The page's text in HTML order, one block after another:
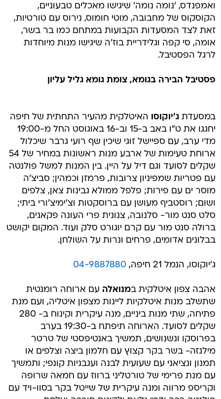
ואמפנדס, 'נומה נומה' שיגישו מאכלים טבעוניים,
הקוסקוס של מחבובה, מוטי חומוס, נירוס עם טורטיות,
זאת לצד המסעדות הקבועות במתחם כמו בר בשר,
אומה, סי קפה וגלידריית בוז'ה שיגישו מנות מיוחדות
לרגל הפסטיבל.
פסטיבל הבירה בגומא, צומת גומא גליל עליון
במסעדתג'יוקוסו האיטלקית מהעיר התחתית של חיפה
יחגגו את ט"ו באב ב-15 וב-16 באוגוסט החל מ-19:00
מדי ערב, עם ספיישל זוגי שיכין שף רועי גרבר שיכלול
ארוחת טעימות של ארבע מנות ראשונות במחיר של 54
שקלים לסועד וגם דיל על היין. בין המנות למשל פולנטה
עם פטריות שמפיניון צרובות, פרמזן וכמהין; סביצ'ה
מוסר ים עם פירות; פלפל ממולא גבינות צאן, צלפים
ושום; רוסטביף מעושן עם ברוסקטות וצ'ימיצ'ורי ביתי;
סלט סנט מור- סלנובה, צנונית פרי העונה פקאנים,
ברולה סנט מור עם קרם יוגורט סלק ועוד. המקום יקושט
בבלונים אדומים, פרחים ונרות על השולחן.
ג'יוקוסו, הנמל 21 חיפה, 04-9887880
אהבה צפון איטלקית במנואלה עם ארוחה רומנטית
שתשלב מנות איטלקיות ליינות מצפון איטליה, ועם מנת
פתיחה, שתי מנות ביניים, מנה עיקרית וקינוח ב- 280
שקלים לסועד. הארוחה תיפתח ב-19:30 בערב
בפרוסקו ונשנושים, תמשיך באנטיפסטי של טרטר
מילנזה- בשר בקר קצוץ עם חלמון ביצה וצלפים או
תמנון ונציאני עם שעועית לבנה ועגבניות קונפי; ותמשיך
עם מנת פרימי של טורטליני ברווז עם חמאה שרופה
וקריספ מרווה ומנה עיקרית של שייטל בקר בסוו-ויד עם